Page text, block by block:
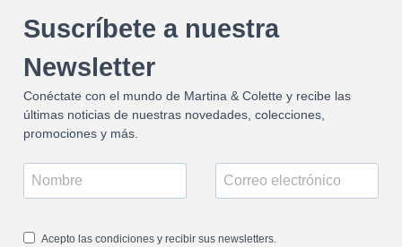
Suscríbete a nuestra
Newsletter
Conéctate con el mundo de Martina & Colette y recibe las
últimas noticias de nuestras novedades, colecciones,
promociones y más.
Acepto las condiciones y recibir sus newsletters.